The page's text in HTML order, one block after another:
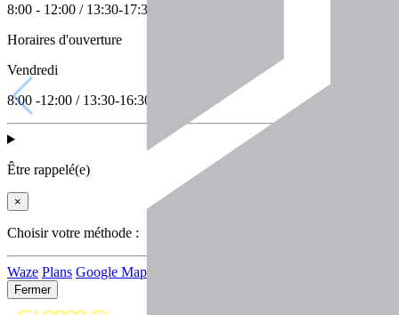
8:00 - 12:00 / 13:30-17:30
Horaires d'ouverture
Vendredi
8:00 -12:00 / 13:30-16:30
Être rappelé(e)
×
Choisir votre méthode :
Waze Plans Google Maps
Fermer